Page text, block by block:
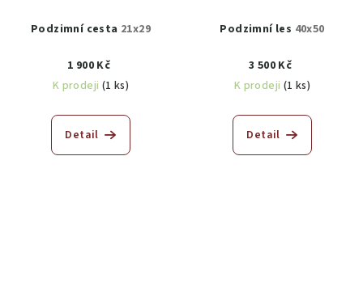
Podzimní cesta 21x29
1 900 Kč
K prodeji (1 ks)
Detail
Podzimní les 40x50
3 500 Kč
K prodeji (1 ks)
Detail